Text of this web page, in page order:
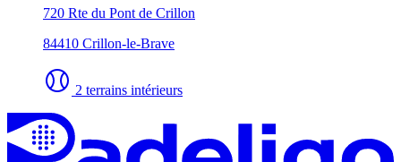
720 Rte du Pont de Crillon
84410 Crillon-le-Brave
2 terrains intérieurs